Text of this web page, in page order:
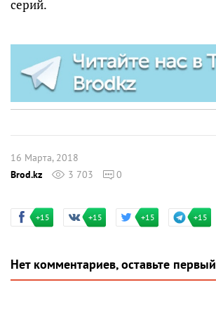
серий.
16 Марта, 2018
Brod.kz
3 703 0
+15 +15 +15 +15
Нет комментариев, оставьте первый